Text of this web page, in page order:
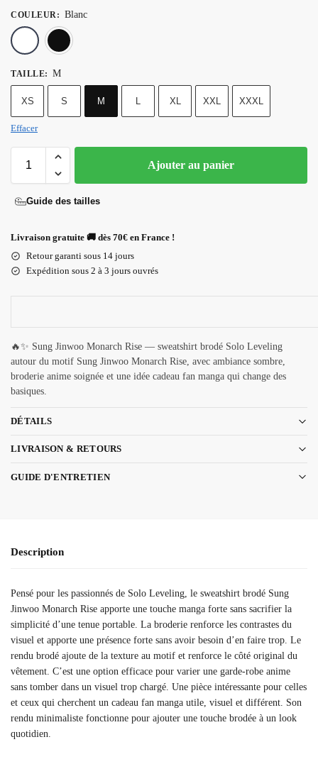
COULEUR : Blanc
TAILLE: M
XS S M L XL XXL XXXL
Effacer
Ajouter au panier
Guide des tailles
Livraison gratuite 🚚 dès 70€ en France !
Retour garanti sous 14 jours
Expédition sous 2 à 3 jours ouvrés
🔥✨ Sung Jinwoo Monarch Rise — sweatshirt brodé Solo Leveling
autour du motif Sung Jinwoo Monarch Rise, avec ambiance sombre,
broderie anime soignée et une idée cadeau fan manga qui change des
basiques.
DÉTAILS
LIVRAISON & RETOURS
GUIDE D'ENTRETIEN
Description
Pensé pour les passionnés de Solo Leveling, le sweatshirt brodé Sung
Jinwoo Monarch Rise apporte une touche manga forte sans sacrifier la
simplicité d’une tenue portable. La broderie renforce les contrastes du
visuel et apporte une présence forte sans avoir besoin d’en faire trop. Le
rendu brodé ajoute de la texture au motif et renforce le côté original du
vêtement. C’est une option efficace pour varier une garde-robe anime
sans tomber dans un visuel trop chargé. Une pièce intéressante pour celles
et ceux qui cherchent un cadeau fan manga utile, visuel et différent. Son
rendu minimaliste fonctionne pour ajouter une touche brodée à un look
quotidien.